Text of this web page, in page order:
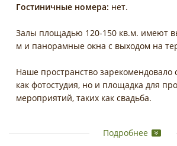
Гостиничные номера: нет.
Залы площадью 120-150 кв.м. имеют
м и панорамные окна с выходом на
Наше пространство зарекомендовало
как фотостудия, но и площадка для
мероприятий, таких как свадьба.
свадебных торжеств, можем помочь
Подробнее